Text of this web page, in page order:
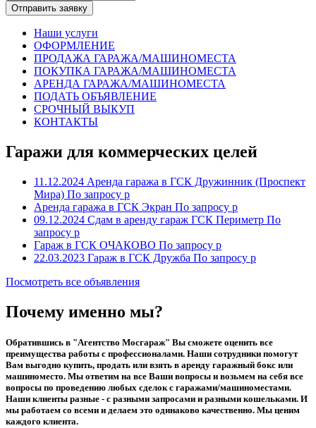
Отправить заявку
Наши услуги
ОФОРМЛЕНИЕ
ПРОДАЖА ГАРАЖА/МАШИНОМЕСТА
ПОКУПКА ГАРАЖА/МАШИНОМЕСТА
АРЕНДА ГАРАЖА/МАШИНОМЕСТА
ПОДАТЬ ОБЪЯВЛЕНИЕ
СРОЧНЫЙ ВЫКУП
КОНТАКТЫ
Гаражи для коммерческих целей
11.12.2024 Аренда гаража в ГСК Дружинник (Проспект
Мира) По запросу р
Аренда гаража в ГСК Экран По запросу р
09.12.2024 Сдам в аренду гараж ГСК Периметр По
запросу р
Гараж в ГСК ОЧАКОВО По запросу р
22.03.2023 Гараж в ГСК Дружба По запросу р
Посмотреть все объявления
Почему именно мы?
Обратившись в "Агентство Мосгараж" Вы сможете оценить все
преимущества работы с профессионалами. Наши сотрудники помогут
Вам выгодно купить, продать или взять в аренду гаражный бокс или
машиноместо. Мы ответим на все Ваши вопросы и возьмем на себя все
вопросы по проведению любых сделок с гаражами/машиноместами.
Наши клиенты разные - с разными запросами и разными кошельками. И
мы работаем со всеми и делаем это одинаково качественно. Мы ценим
каждого клиента.